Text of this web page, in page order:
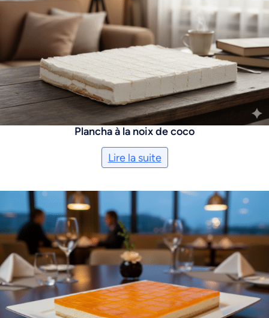
Plancha à la noix de coco
Lire la suite